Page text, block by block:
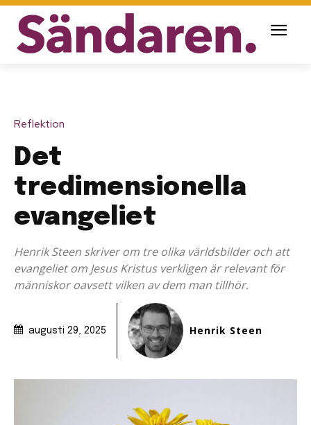
Reflektion
Det
tredimensionella
evangeliet
Henrik Steen skriver om tre olika världsbilder och att
evangeliet om Jesus Kristus verkligen är relevant för
människor oavsett vilken av dem man tillhör.
augusti 29, 2025 Henrik Steen